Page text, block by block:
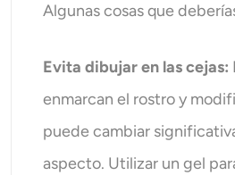
Algunas cosas que
Evita dibujar en las cejas:
enmarcan el rostro y
puede cambiar
aspecto. Utilizar un gel